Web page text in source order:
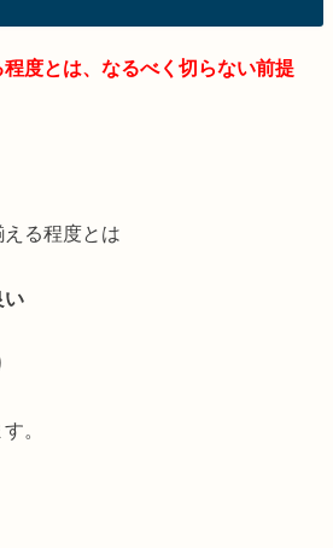
度とは、なるべく切らない前提
る程度とは
い
。